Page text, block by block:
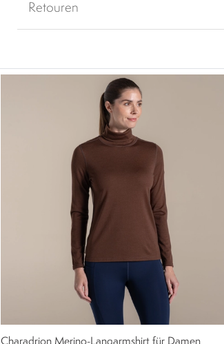
Retouren
Charadrion Merino-Langarmshirt für Damen